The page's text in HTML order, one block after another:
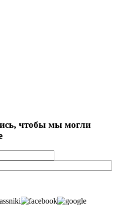
чтобы мы могли